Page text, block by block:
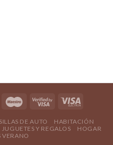
SILLAS DE AUTO
HABITACIÓN
JUGUETES Y REGALOS
HOGAR
VERANO